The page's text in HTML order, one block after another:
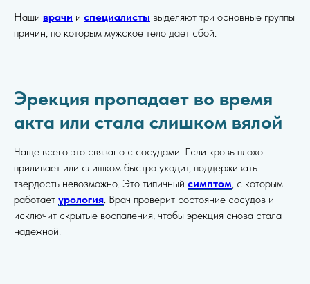
Наши врачи и специалисты выделяют три основные группы
причин, по которым мужское тело дает сбой.
Эрекция пропадает во время
акта или стала слишком вялой
Чаще всего это связано с сосудами. Если кровь плохо
приливает или слишком быстро уходит, поддерживать
твердость невозможно. Это типичный симптом, с которым
работает урология. Врач проверит состояние сосудов и
исключит скрытые воспаления, чтобы эрекция снова стала
надежной.